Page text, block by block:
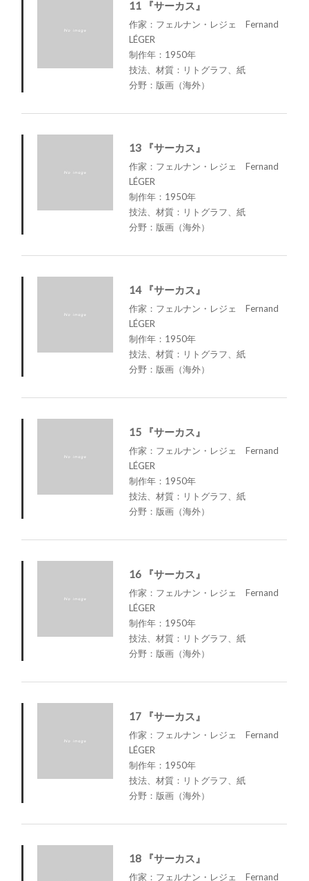
11 『サーカス』
作家：フェルナン・レジェ Fernand
LÉGER
制作年：1950年
技法、材質：リトグラフ、紙
分野：版画（海外）
13 『サーカス』
作家：フェルナン・レジェ Fernand
LÉGER
制作年：1950年
技法、材質：リトグラフ、紙
分野：版画（海外）
14 『サーカス』
作家：フェルナン・レジェ Fernand
LÉGER
制作年：1950年
技法、材質：リトグラフ、紙
分野：版画（海外）
15 『サーカス』
作家：フェルナン・レジェ Fernand
LÉGER
制作年：1950年
技法、材質：リトグラフ、紙
分野：版画（海外）
16 『サーカス』
作家：フェルナン・レジェ Fernand
LÉGER
制作年：1950年
技法、材質：リトグラフ、紙
分野：版画（海外）
17 『サーカス』
作家：フェルナン・レジェ Fernand
LÉGER
制作年：1950年
技法、材質：リトグラフ、紙
分野：版画（海外）
18 『サーカス』
作家：フェルナン・レジェ Fernand